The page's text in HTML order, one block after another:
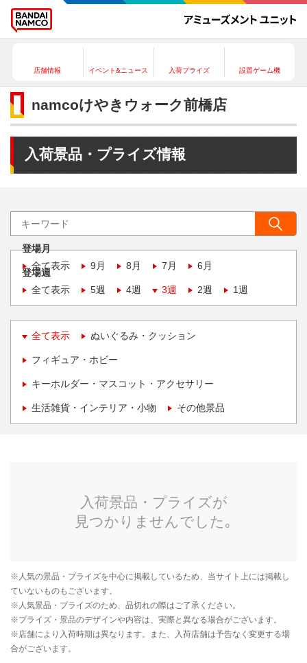
店舗情報 イベント&ニュース 入荷プライズ 設置ゲーム機
namcoけやきウォーク前橋店
入荷景品・プライズ情報
登場月
全て表示
9月 8月 7月 6月
登場週
全て表示
5週 4週 3週 2週 1週
全て表示 ぬいぐるみ・クッション
フィギュア・ホビー
キーホルダー・マスコット・アクセサリー
生活雑貨・インテリア・小物 その他景品